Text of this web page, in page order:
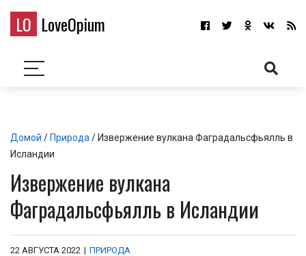
LO LoveOpium
Домой / Природа / Извержение вулкана Фаградальсфьялль в
Исландии
Извержение вулкана
Фаградальсфьялль в Исландии
22 АВГУСТА 2022 | ПРИРОДА